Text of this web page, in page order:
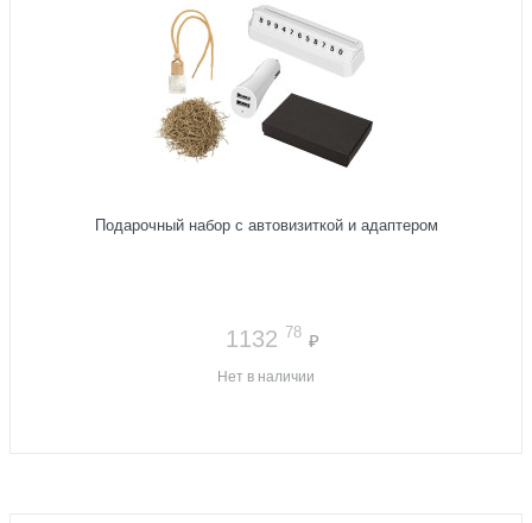
Подарочный набор с автовизиткой и адаптером
1132 78 ₽
Нет в наличии